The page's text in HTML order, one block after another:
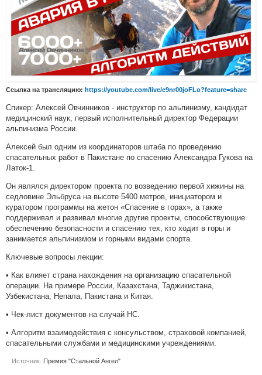
Ссылка на трансляцию: https://youtube.com/live/e9nr00joFLo?feature=share
Спикер: Алексей Овчинников - инструктор по альпинизму, кандидат
медицинский наук, первый исполнительный директор Федерации
альпинизма России.
Алексей был одним из координаторов штаба по проведению
спасательных работ в Пакистане по спасению Александра Гукова на
Латок-1.
Он являлся директором проекта по возведению первой хижины на
седловине Эльбруса на высоте 5400 метров, инициатором и
куратором программы на жетон «Спасение в горах», а также
поддерживал и развивал многие другие проекты, способствующие
обеспечению безопасности и спасению тех, кто ходит в горы и
занимается альпинизмом и горными видами спорта.
Ключевые вопросы лекции:
• Как влияет страна нахождения на организацию спасательной
операции. На примере России, Казахстана, Таджикистана,
Узбекистана, Непала, Пакистана и Китая.
• Чек-лист документов на случай НС.
• Алгоритм взаимодействия с консульством, страховой компанией,
спасательными службами и медицинскими учреждениями.
Источник: Премия "Стальной Ангел"